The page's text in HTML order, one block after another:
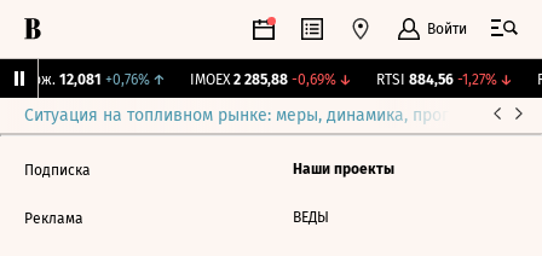
Войти
Бирж. 12,081 +0,76%↑ IMOEX 2 285,88 -0,69%↓ RTSI 884,56 -1,27%↓
Ситуация на топливном рынке: меры, динамика, прогнозы
Подписка
Реклама
Наши проекты
ВЕДЫ